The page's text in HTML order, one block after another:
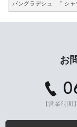
バングラデシュ Ｔシャ
お
【営業時